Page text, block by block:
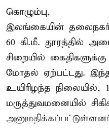
கொழும்பு,
இலங்கையின் தலைநகர்
60 கி.மீ. தூரத்தில்
சிறையில்
மோதல் ஏற்பட்டது.
உயிரிழந்த நிலையில்,
மருத்துவமனையில்